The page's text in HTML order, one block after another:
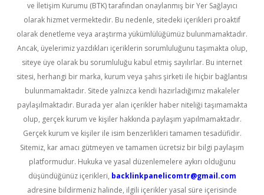
ve İletişim Kurumu (BTK) tarafından onaylanmış bir Yer Sağlayıcı
olarak hizmet vermektedir. Bu nedenle, sitedeki içerikleri proaktif
olarak denetleme veya araştırma yükümlülüğümüz bulunmamaktadır.
Ancak, üyelerimiz yazdıkları içeriklerin sorumluluğunu taşımakta olup,
siteye üye olarak bu sorumluluğu kabul etmiş sayılırlar. Bu internet
sitesi, herhangi bir marka, kurum veya şahıs şirketi ile hiçbir bağlantısı
bulunmamaktadır. Sitede yalnızca kendi hazırladığımız makaleler
paylaşılmaktadır. Burada yer alan içerikler haber niteliği taşımamakta
olup, gerçek kurum ve kişiler hakkında paylaşım yapılmamaktadır.
Gerçek kurum ve kişiler ile isim benzerlikleri tamamen tesadüfidir.
Sitemiz, kar amacı gütmeyen ve tamamen ücretsiz bir bilgi paylaşım
platformudur. Hukuka ve yasal düzenlemelere aykırı olduğunu
düşündüğünüz içerikleri, backlinkpanelicomtr@gmail.com
adresine bildirmeniz halinde, ilgili içerikler yasal süre içerisinde